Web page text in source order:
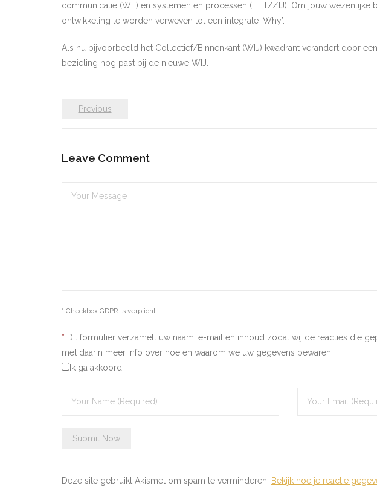
communicatie (WE) en systemen en processen (HET/ZIJ). Om jouw
ontwikkeling te worden verweven tot een integrale ‘Why’.
Als nu bijvoorbeeld het Collectief/Binnenkant (WIJ) kwadrant verandert door
bezieling nog past bij de nieuwe WIJ.
Previous
Leave Comment
* Checkbox GDPR is verplicht
* Dit formulier verzamelt uw naam, e-mail en inhoud zodat wij de reacties die
met daarin meer info over hoe en waarom we uw gegevens bewaren.
Ik ga akkoord
Deze site gebruikt Akismet om spam te verminderen. Bekijk hoe je reactie